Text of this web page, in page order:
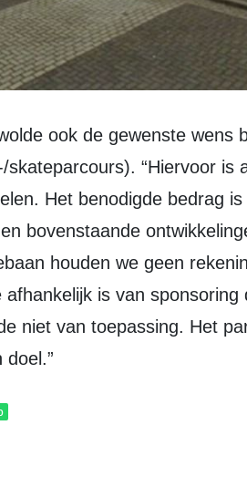
ook de gewenste wens
skateparcours). “Hiervoor is
Het benodigde bedrag
bovenstaande
houden we geen
is van sponsoring
niet van toepassing. Het
EIND 2023 TERUG OP AGENDA